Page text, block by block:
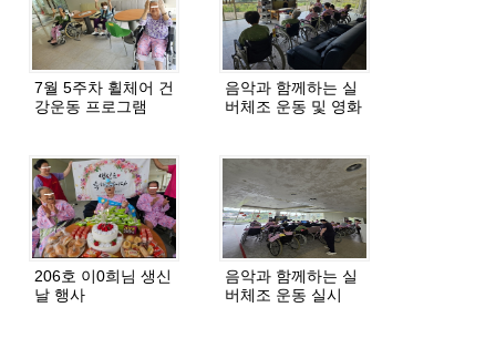
7월 5주차 휠체어 건
강운동 프로그램
음악과 함께하는 실
버체조 운동 및 영화
206호 이0희님 생신
날 행사
음악과 함께하는 실
버체조 운동 실시